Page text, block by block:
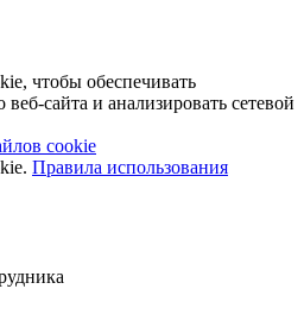
чтобы обеспечивать
сайта и анализировать сетевой
cookie
Правила использования